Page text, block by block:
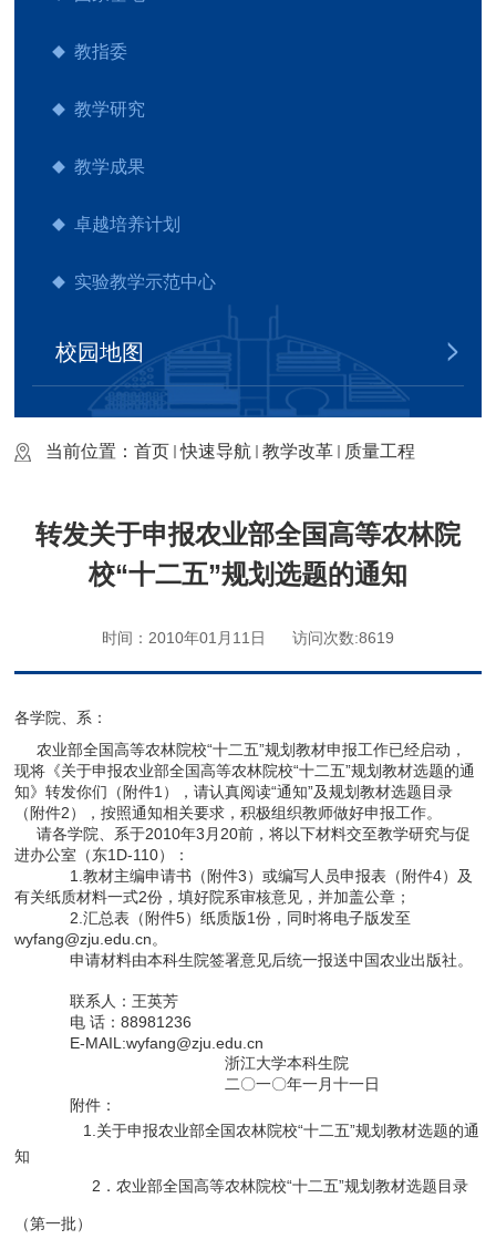
教指委
教学研究
教学成果
卓越培养计划
实验教学示范中心
校园地图
当前位置：首页 快速导航 教学改革 质量工程
转发关于申报农业部全国高等农林院
校“十二五”规划选题的通知
时间：2010年01月11日 访问次数:8619
各学院、系：
农业部全国高等农林院校“十二五”规划教材申报工作已经启动，
现将《关于申报农业部全国高等农林院校“十二五”规划教材选题的通
知》转发你们（附件1），请认真阅读“通知”及规划教材选题目录
（附件2），按照通知相关要求，积极组织教师做好申报工作。
请各学院、系于2010年3月20前，将以下材料交至教学研究与促
进办公室（东1D-110）：
1.教材主编申请书（附件3）或编写人员申报表（附件4）及
有关纸质材料一式2份，填好院系审核意见，并加盖公章；
2.汇总表（附件5）纸质版1份，同时将电子版发至
wyfang@zju.edu.cn。
申请材料由本科生院签署意见后统一报送中国农业出版社。
联系人：王英芳
电 话：88981236
E-MAIL:wyfang@zju.edu.cn
浙江大学本科生院
二〇一〇年一月十一日
附件：
1. 关于申报农业部全国农林院校“十二五”规划教材选题的通
知
2．农业部全国高等农林院校“十二五”规划教材选题目录
（第一批）